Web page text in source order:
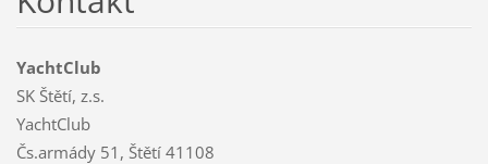
YachtClub
SK Štětí, z.s.
YachtClub
Čs.armády 51, Štětí 41108